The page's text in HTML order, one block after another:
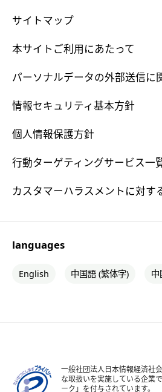
サイトマップ
本サイトご利用にあたって
パーソナルデータの外部送信に
情報セキュリティ基本方針
個人情報保護方針
行動ターゲティングサービス一
カスタマーハラスメントに対す
languages
English 中国語 (繁体字) 中
一般社団法人日本情報経済社
な取扱いを実施している企業
ーク」を付与されています。